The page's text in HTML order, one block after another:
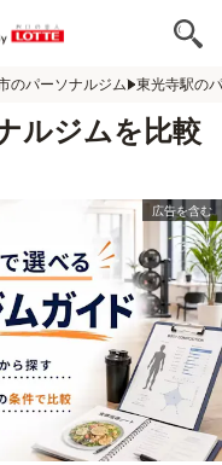
のパーソナルジム 東光寺駅の
ルジムを比較